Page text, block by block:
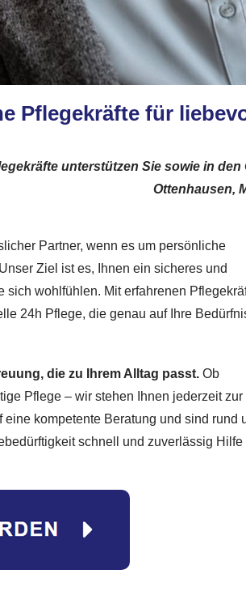
Pflegekräfte für
unterstützen Sie sowie in
Ottenhausen,
Partner, wenn es um persönliche
Ziel ist es, Ihnen ein sicheres und
sich wohlfühlen. Mit erfahrenen
24h Pflege, die genau auf Ihre
die zu Ihrem Alltag passt. Ob
Pflege – wir stehen Ihnen jederzeit zur
kompetente Beratung und sind rund
schnell und zuverlässig Hilfe